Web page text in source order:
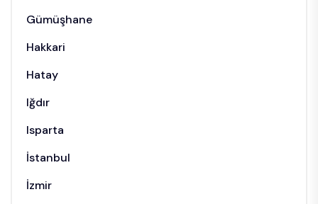
Gümüşhane
Hakkari
Hatay
Iğdır
Isparta
İstanbul
İzmir